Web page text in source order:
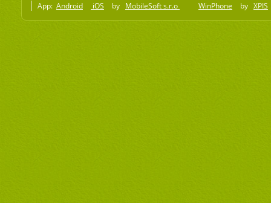
App: Android iOS by MobileSoft s.r.o WinPhone by XPIS